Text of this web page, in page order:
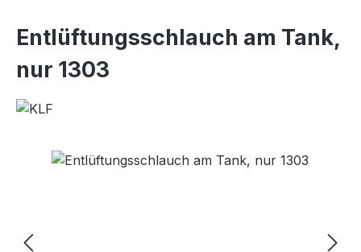
Entlüftungsschlauch am Tank,
nur 1303
Bildergalerie überspringen